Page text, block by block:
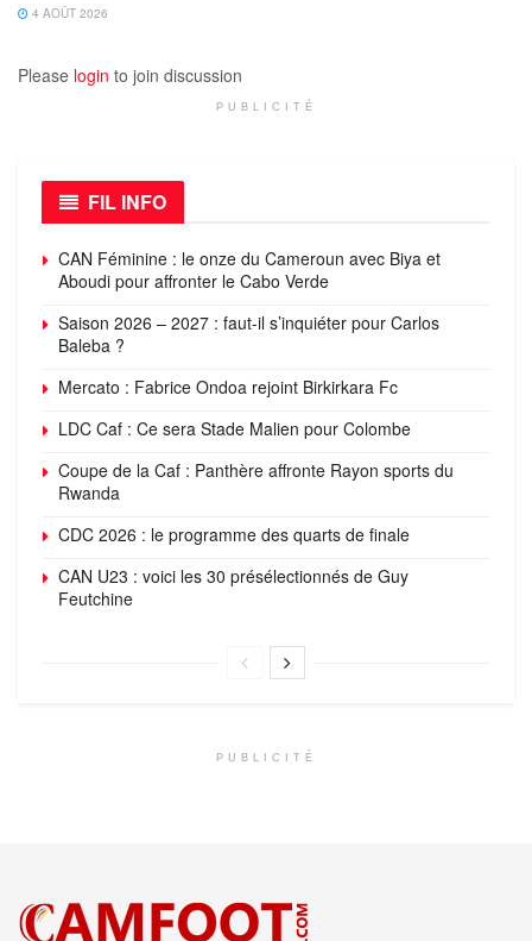
4 AOÛT 2026
Please login to join discussion
PUBLICITÉ
FIL INFO
CAN Féminine : le onze du Cameroun avec Biya et
Aboudi pour affronter le Cabo Verde
Saison 2026 – 2027 : faut-il s’inquiéter pour Carlos
Baleba ?
Mercato : Fabrice Ondoa rejoint Birkirkara Fc
LDC Caf : Ce sera Stade Malien pour Colombe
Coupe de la Caf : Panthère affronte Rayon sports du
Rwanda
CDC 2026 : le programme des quarts de finale
CAN U23 : voici les 30 présélectionnés de Guy
Feutchine
PUBLICITÉ